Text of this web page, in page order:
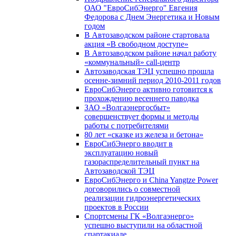
ОАО "ЕвроСибЭнерго" Евгения
Федорова с Днем Энергетика и Новым
годом
В Автозаводском районе стартовала
акция «В свободном доступе»
В Автозаводском районе начал работу
«коммунальный» call-центр
Автозаводская ТЭЦ успешно прошла
осенне-зимний период 2010-2011 годов
ЕвроСибЭнерго активно готовится к
прохождению весеннего паводка
ЗАО «Волгаэнергосбыт»
совершенствует формы и методы
работы с потребителями
80 лет «сказке из железа и бетона»
ЕвроСибЭнерго вводит в
эксплуатацию новый
газораспределительный пункт на
Автозаводской ТЭЦ
ЕвроСибЭнерго и China Yangtze Power
договорились о совместной
реализации гидроэнергетических
проектов в России
Спортсмены ГК «Волгаэнерго»
успешно выступили на областной